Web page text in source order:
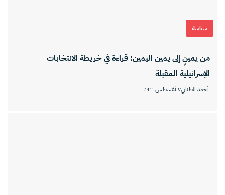
سياسة
من يمينٍ إلى يمين اليمين: قراءة في خريطة الانتخابات
الإسرائيلية المقبلة
أحمد الطناني٧ أغسطس ٢٠٢٦